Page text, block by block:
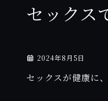
セックス
2024年8月5日
セックスが健康に、